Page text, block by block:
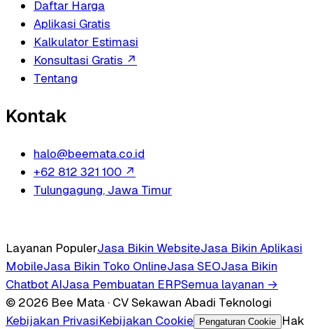
Daftar Harga
Aplikasi Gratis
Kalkulator Estimasi
Konsultasi Gratis ↗
Tentang
Kontak
halo@beemata.co.id
+62 812 321 100 ↗
Tulungagung, Jawa Timur
Layanan PopulerJasa Bikin WebsiteJasa Bikin Aplikasi
MobileJasa Bikin Toko OnlineJasa SEOJasa Bikin
Chatbot AIJasa Pembuatan ERPSemua layanan →
© 2026 Bee Mata · CV Sekawan Abadi Teknologi
Kebijakan PrivasiKebijakan Cookie Pengaturan Cookie
Hak